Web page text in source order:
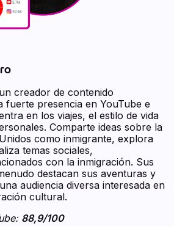
creador de contenido
fuerte presencia en YouTube e
en los viajes, el estilo de vida
Comparte ideas sobre la
como inmigrante, explora
temas sociales,
con la inmigración. Sus
destacan sus aventuras y
audiencia diversa interesada en
cultural.
88,9/100